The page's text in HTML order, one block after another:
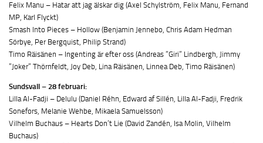
Felix Manu – Hatar att jag älskar dig (Axel Schylström, Felix Manu, Fernand
MP, Karl Flyckt)
Smash Into Pieces – Hollow (Benjamin Jennebo, Chris Adam Hedman
Sörbye, Per Bergquist, Philip Strand)
Timo Räisänen – Ingenting är efter oss (Andreas ”Giri” Lindbergh, Jimmy
”Joker” Thörnfeldt, Joy Deb, Lina Räisänen, Linnea Deb, Timo Räisänen)
Sundsvall – 28 februari:
Lilla Al-Fadji – Delulu (Daniel Réhn, Edward af Sillén, Lilla Al-Fadji, Fredrik
Sonefors, Melanie Wehbe, Mikaela Samuelsson)
Vilhelm Buchaus – Hearts Don’t Lie (David Zandén, Isa Molin, Vilhelm
Buchaus)